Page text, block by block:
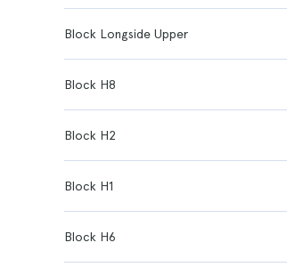
Block Longside Upper
Block H8
Block H2
Block H1
Block H6